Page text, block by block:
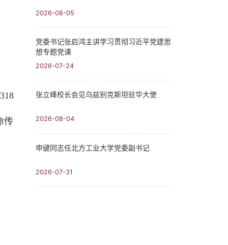
传
2026-08-05
党委书记张启鸿主讲学习贯彻习近平党建思
想专题党课
2026-07-24
张立峰校长会见乌兹别克斯坦驻华大使
2026-08-04
申键同志任北方工业大学党委副书记
2026-07-31